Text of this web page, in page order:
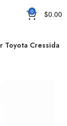
0 $0.00
Cressida